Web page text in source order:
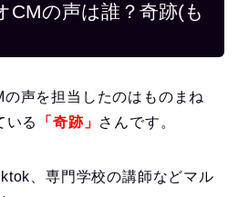
CMの声は誰？奇跡(も
声を担当したのはものまね
いる
「奇跡」 さんです。
、専門学校の講師などマル